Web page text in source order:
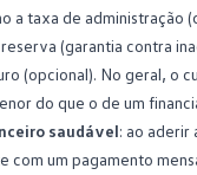
a taxa de administração
(garantia contra
(opcional). No geral, o
do que o de um
saudável: ao aderir
com um pagamento